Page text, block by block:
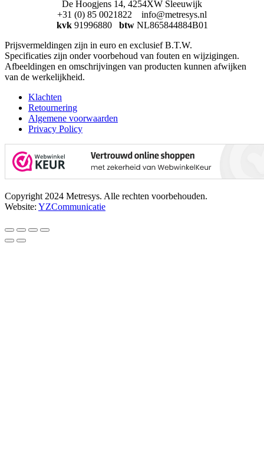
De Hoogjens 14, 4254XW Sleeuwijk
+31 (0) 85 0021822 info@metresys.nl
kvk 91996880 btw NL865844884B01
Prijsvermeldingen zijn in euro en exclusief B.T.W.
Specificaties zijn onder voorbehoud van fouten en wijzigingen.
Afbeeldingen en omschrijvingen van producten kunnen afwijken
van de werkelijkheid.
Klachten
Retournering
Algemene voorwaarden
Privacy Policy
Copyright 2024 Metresys. Alle rechten voorbehouden.
Website: YZCommunicatie